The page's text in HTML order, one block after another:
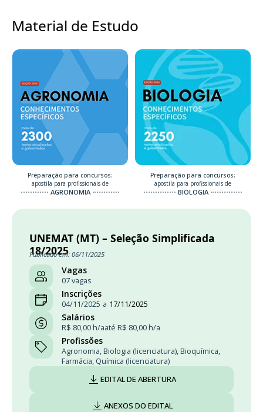
Material de Estudo
Preparação para concursos:
apostila para profissionais de
AGRONOMIA
Preparação para concursos:
apostila para profissionais de
BIOLOGIA
UNEMAT (MT) – Seleção Simplificada
18/2025
Publicado em: 06/11/2025
Vagas
07 vagas
Inscrições
04/11/2025 a 17/11/2025
Salários
R$ 80,00 h/aaté R$ 80,00 h/a
Profissões
Agronomia, Biologia (licenciatura), Bioquímica,
Farmácia, Química (licenciatura)
EDITAL DE ABERTURA
ANEXOS DO EDITAL